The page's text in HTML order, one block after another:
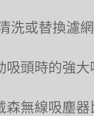
洗或替換濾
吸頭時的強
森無線吸塵